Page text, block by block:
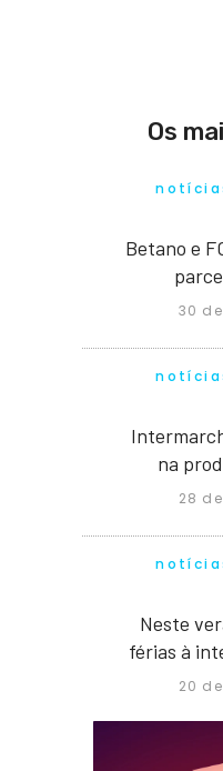
Os
Betano e
30
na
28
Neste
férias à
20